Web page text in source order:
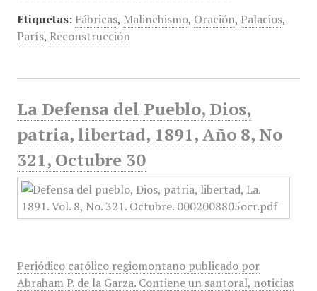
Etiquetas: Fábricas, Malinchismo, Oración, Palacios,
París, Reconstrucción
La Defensa del Pueblo, Dios,
patria, libertad, 1891, Año 8, No
321, Octubre 30
Periódico católico regiomontano publicado por
Abraham P. de la Garza. Contiene un santoral, noticias